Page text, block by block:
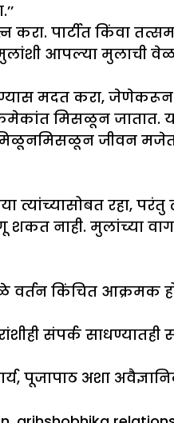
पार्टीत किंवा
आपल्या मुलाची
मदत करा, जेणेकरून
मिसळून जातात.
मिळूनमिसळून जीवन
रहा, परंतु
शकत नाही. मुलांच्या
वर्तन किंचित आक्रमक
संपर्क साधण्यातही
पूजापाठ अशा